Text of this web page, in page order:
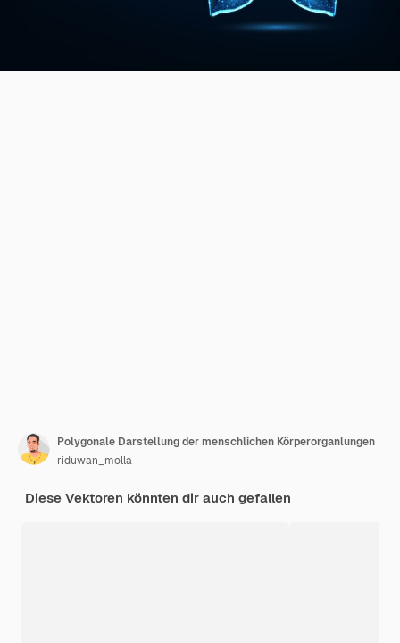
Polygonale Darstellung der menschlichen Körperorganlungen
riduwan_molla
Diese Vektoren könnten dir auch gefallen